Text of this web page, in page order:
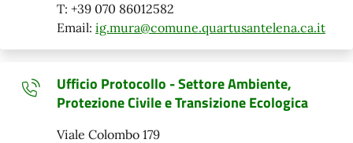
T: +39 070 86012582
Email: ig.mura@comune.quartusantelena.ca.it
Ufficio Protocollo - Settore Ambiente,
Protezione Civile e Transizione Ecologica
Viale Colombo 179